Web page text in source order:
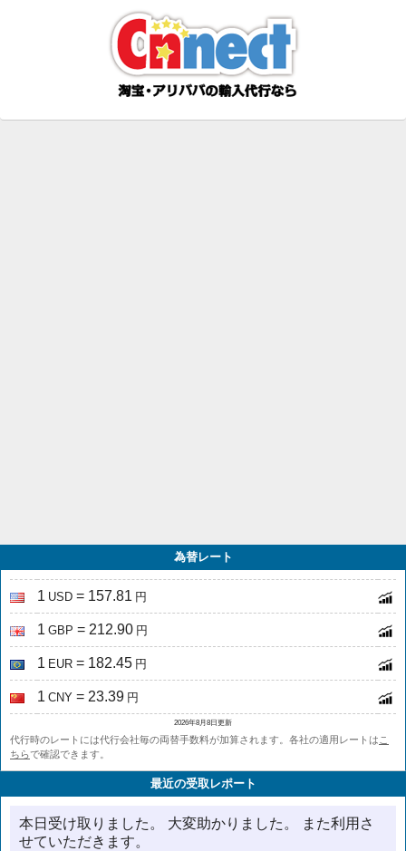
為替レート
1 USD = 157.81 円
1 GBP = 212.90 円
1 EUR = 182.45 円
1 CNY = 23.39 円
2026年8月8日更新
代行時のレートには代行会社毎の両替手数料が加算されます。各社の適用レートはこ
ちらで確認できます。
最近の受取レポート
本日受け取りました。 大変助かりました。 また利用さ
せていただきます。